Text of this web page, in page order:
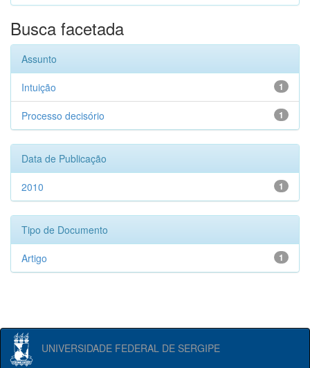
Busca facetada
Assunto
1
Intuição
1
Processo decisório
Data de Publicação
1
2010
Tipo de Documento
1
Artigo
UNIVERSIDADE FEDERAL DE SERGIPE